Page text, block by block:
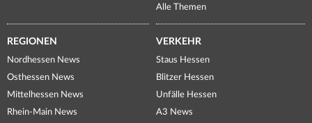
Alle Themen
REGIONEN
Nordhessen News
Osthessen News
Mittelhessen News
Rhein-Main News
VERKEHR
Staus Hessen
Blitzer Hessen
Unfälle Hessen
A3 News